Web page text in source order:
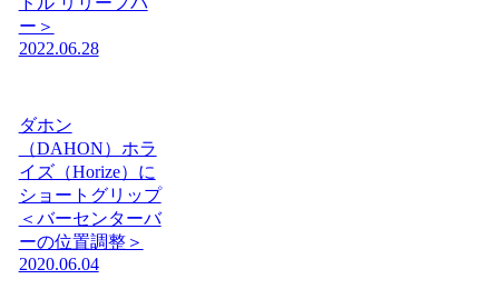
ー＞
2022.06.28
ダホン
（DAHON）ホラ
イズ（Horize）に
ショートグリップ
＜バーセンターバ
ーの位置調整＞
2020.06.04